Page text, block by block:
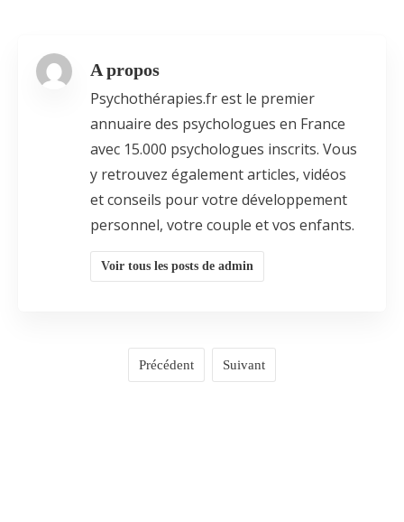
A propos
Psychothérapies.fr est le premier
annuaire des psychologues en France
avec 15.000 psychologues inscrits. Vous
y retrouvez également articles, vidéos
et conseils pour votre développement
personnel, votre couple et vos enfants.
Voir tous les posts de admin
Précédent Suivant